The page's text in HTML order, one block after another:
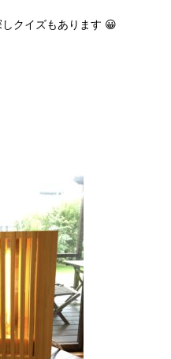
クイズもあります 😀